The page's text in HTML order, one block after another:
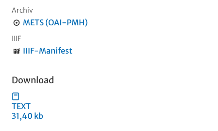
Archiv
METS (OAI-PMH)
IIIF
IIIF-Manifest
Download
TEXT
31,40 kb